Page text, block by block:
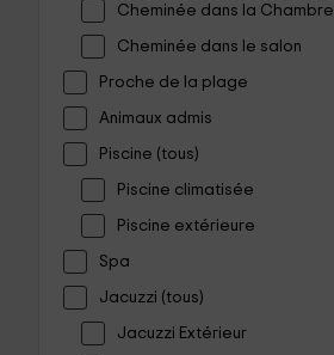
Cheminée dans la Chambre
Cheminée dans le salon
Proche de la plage
Animaux admis
Piscine (tous)
Piscine climatisée
Piscine extérieure
Spa
Jacuzzi (tous)
Jacuzzi Extérieur